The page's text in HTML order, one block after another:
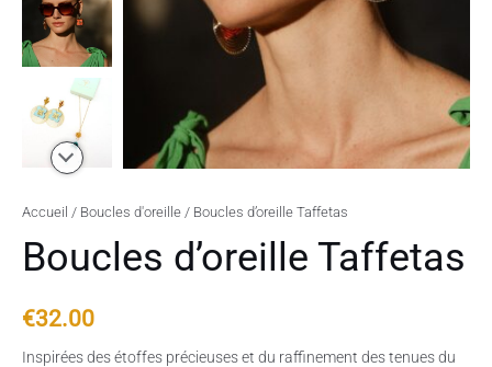
Accueil / Boucles d'oreille / Boucles d’oreille Taffetas
Boucles d’oreille Taffetas
€32.00
Inspirées des étoffes précieuses et du raffinement des tenues du